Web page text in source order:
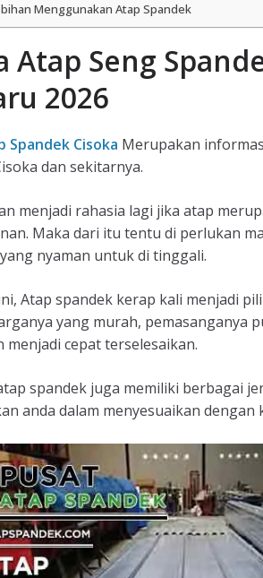
Menggunakan Atap Spandek
Atap Seng
2026
Spandek Cisoka Merupakan
dan sekitarnya.
menjadi rahasia lagi jika atap
Maka dari itu tentu di perlukan
nyaman untuk di tinggali.
Atap spandek kerap kali menjadi
yang murah, pemasanganya
menjadi cepat terselesaikan.
spandek juga memiliki berbagai
anda dalam menyesuaikan